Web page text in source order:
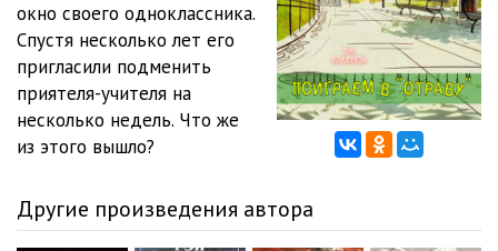
окно своего одноклассника.
Спустя несколько лет его
пригласили подменить
приятеля-учителя на
несколько недель. Что же
из этого вышло?
Другие произведения автора